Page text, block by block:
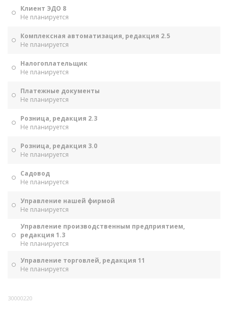
Клиент ЭДО 8
Не планируется
Комплексная автоматизация, редакция 2.5
Не планируется
Налогоплательщик
Не планируется
Платежные документы
Не планируется
Розница, редакция 2.3
Не планируется
Розница, редакция 3.0
Не планируется
Садовод
Не планируется
Управление нашей фирмой
Не планируется
Управление производственным предприятием,
редакция 1.3
Не планируется
Управление торговлей, редакция 11
Не планируется
30000220